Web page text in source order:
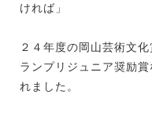
ければ」
２４年度の岡山芸術文
ランプリジュニア奨励
れました。